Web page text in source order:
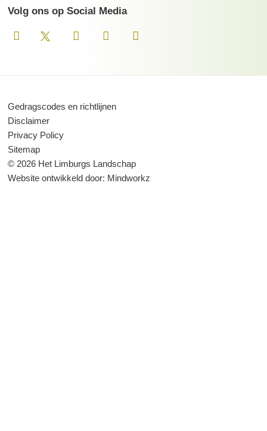
Volg ons op Social Media
Gedragscodes en richtlijnen
Disclaimer
Privacy Policy
Sitemap
© 2026 Het Limburgs Landschap
Website ontwikkeld door: Mindworkz